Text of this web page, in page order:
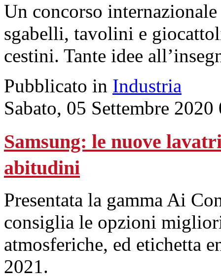
Un concorso
sgabelli, tavolini e
cestini. Tante idee
Pubblicato in Industria
Sabato, 05 Settembre 2020
Samsung: le nuove
abitudini
Presentata la gamma Ai
consiglia le opzioni
atmosferiche, ed etichetta
2021.